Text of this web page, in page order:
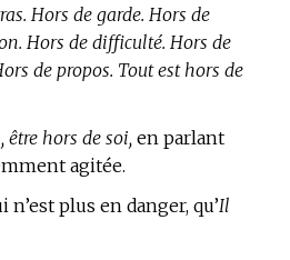
Hors de garde. Hors de
Hors de difficulté. Hors de
de propos. Tout est hors de
être hors de soi, en parlant
agitée.
n’est plus en danger, qu’Il